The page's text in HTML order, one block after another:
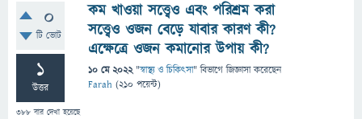
0
টি ভোট
1
উত্তর
388 বার দেখা হয়েছে
কম খাওয়া সত্ত্বেও এবং পরিশ্রম করা
সত্ত্বেও ওজন বেড়ে যাবার কারণ কী?
এক্ষেত্রে ওজন কমানোর উপায় কী?
10 মে 2022 "স্বাস্থ্য ও চিকিৎসা" বিভাগে জিজ্ঞাসাকরেছেন
Farah (210 পয়েন্ট)